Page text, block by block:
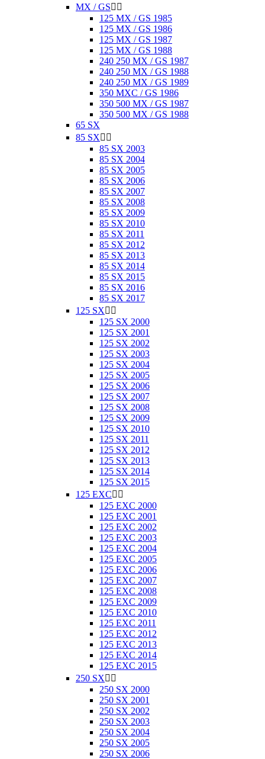
MX / GS 
125 MX / GS 1985
125 MX / GS 1986
125 MX / GS 1987
125 MX / GS 1988
240 250 MX / GS 1987
240 250 MX / GS 1988
240 250 MX / GS 1989
350 MXC / GS 1986
350 500 MX / GS 1987
350 500 MX / GS 1988
65 SX
85 SX 
85 SX 2003
85 SX 2004
85 SX 2005
85 SX 2006
85 SX 2007
85 SX 2008
85 SX 2009
85 SX 2010
85 SX 2011
85 SX 2012
85 SX 2013
85 SX 2014
85 SX 2015
85 SX 2016
85 SX 2017
125 SX 
125 SX 2000
125 SX 2001
125 SX 2002
125 SX 2003
125 SX 2004
125 SX 2005
125 SX 2006
125 SX 2007
125 SX 2008
125 SX 2009
125 SX 2010
125 SX 2011
125 SX 2012
125 SX 2013
125 SX 2014
125 SX 2015
125 EXC 
125 EXC 2000
125 EXC 2001
125 EXC 2002
125 EXC 2003
125 EXC 2004
125 EXC 2005
125 EXC 2006
125 EXC 2007
125 EXC 2008
125 EXC 2009
125 EXC 2010
125 EXC 2011
125 EXC 2012
125 EXC 2013
125 EXC 2014
125 EXC 2015
250 SX 
250 SX 2000
250 SX 2001
250 SX 2002
250 SX 2003
250 SX 2004
250 SX 2005
250 SX 2006